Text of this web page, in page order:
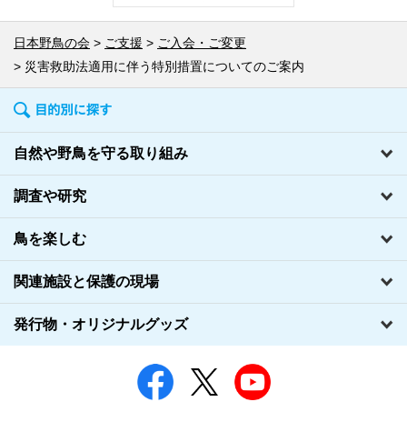
日本野鳥の会 ご支援
ご入会・ご変更
災害救助法適用に伴う特別措置についてのご案内
自然や野鳥を守る取り組み
調査や研究
鳥を楽しむ
関連施設と保護の現場
発行物・オリジナルグッズ